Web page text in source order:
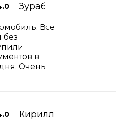
Зураб
Все
без
в
Очень
Кирилл